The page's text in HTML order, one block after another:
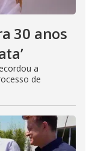
30 anos
a
de